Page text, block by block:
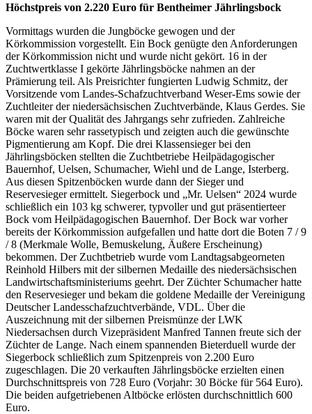
Höchstpreis von 2.220 Euro für Bentheimer Jährlingsbock
Vormittags wurden die Jungböcke gewogen und der
Körkommission vorgestellt. Ein Bock genügte den Anforderungen
der Körkommission nicht und wurde nicht gekört. 16 in der
Zuchtwertklasse I gekörte Jährlingsböcke nahmen an der
Prämierung teil. Als Preisrichter fungierten Ludwig Schmitz, der
Vorsitzende vom Landes-Schafzuchtverband Weser-Ems sowie der
Zuchtleiter der niedersächsischen Zuchtverbände, Klaus Gerdes. Sie
waren mit der Qualität des Jahrgangs sehr zufrieden. Zahlreiche
Böcke waren sehr rassetypisch und zeigten auch die gewünschte
Pigmentierung am Kopf. Die drei Klassensieger bei den
Jährlingsböcken stellten die Zuchtbetriebe Heilpädagogischer
Bauernhof, Uelsen, Schumacher, Wiehl und de Lange, Isterberg.
Aus diesen Spitzenböcken wurde dann der Sieger und
Reservesieger ermittelt. Siegerbock und „Mr. Uelsen“ 2024 wurde
schließlich ein 103 kg schwerer, typvoller und gut präsentierteer
Bock vom Heilpädagogischen Bauernhof. Der Bock war vorher
bereits der Körkommission aufgefallen und hatte dort die Boten 7 / 9
/ 8 (Merkmale Wolle, Bemuskelung, Äußere Erscheinung)
bekommen. Der Zuchtbetrieb wurde vom Landtagsabgeorneten
Reinhold Hilbers mit der silbernen Medaille des niedersächsischen
Landwirtschaftsministeriums geehrt. Der Züchter Schumacher hatte
den Reservesieger und bekam die goldene Medaille der Vereinigung
Deutscher Landesschafzuchtverbände, VDL. Über die
Auszeichnung mit der silbernen Preismünze der LWK
Niedersachsen durch Vizepräsident Manfred Tannen freute sich der
Züchter de Lange. Nach einem spannenden Bieterduell wurde der
Siegerbock schließlich zum Spitzenpreis von 2.200 Euro
zugeschlagen. Die 20 verkauften Jährlingsböcke erzielten einen
Durchschnittspreis von 728 Euro (Vorjahr: 30 Böcke für 564 Euro).
Die beiden aufgetriebenen Altböcke erlösten durchschnittlich 600
Euro.